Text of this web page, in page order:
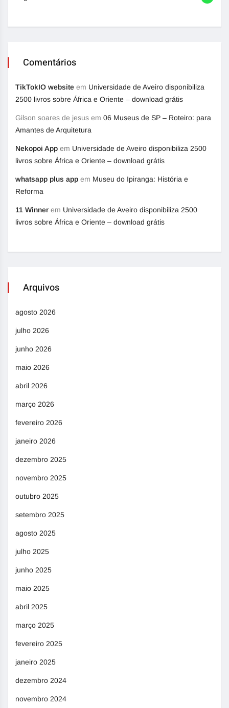
Comentários
TikTokIO website em Universidade de Aveiro disponibiliza
2500 livros sobre África e Oriente – download grátis
Gilson soares de jesus em 06 Museus de SP – Roteiro: para
Amantes de Arquitetura
Nekopoi App em Universidade de Aveiro disponibiliza 2500
livros sobre África e Oriente – download grátis
whatsapp plus app em Museu do Ipiranga: História e
Reforma
11 Winner em Universidade de Aveiro disponibiliza 2500
livros sobre África e Oriente – download grátis
Arquivos
agosto 2026
julho 2026
junho 2026
maio 2026
abril 2026
março 2026
fevereiro 2026
janeiro 2026
dezembro 2025
novembro 2025
outubro 2025
setembro 2025
agosto 2025
julho 2025
junho 2025
maio 2025
abril 2025
março 2025
fevereiro 2025
janeiro 2025
dezembro 2024
novembro 2024